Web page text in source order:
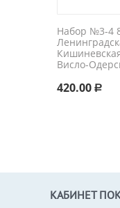
Набор №3-4
Висло-
420.00 Р
КАБИНЕТ